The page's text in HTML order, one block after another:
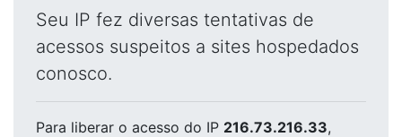
Seu IP fez diversas tentativas de
acessos suspeitos a sites hospedados
conosco.
Para liberar o acesso do IP 216.73.216.33,